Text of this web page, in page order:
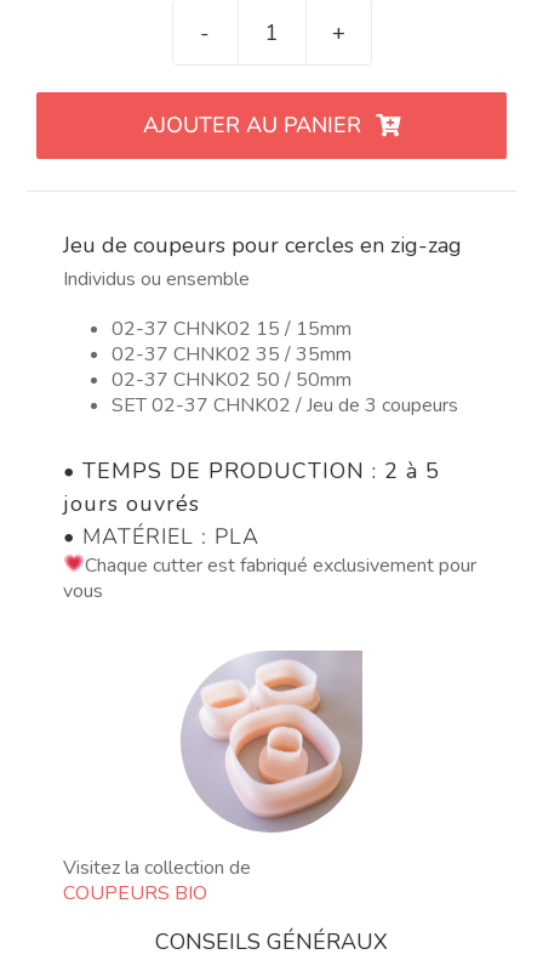
quantité
de
cortadores
de
zig
AJOUTER AU PANIER
Jeu de coupeurs pour cercles en zig-zag
Individus ou ensemble
02-37 CHNK02 15 / 15mm
02-37 CHNK02 35 / 35mm
02-37 CHNK02 50 / 50mm
SET 02-37 CHNK02 / Jeu de 3 coupeurs
•TEMPS DE PRODUCTION : 2 à 5
jours ouvrés
• MATÉRIEL : PLA
Chaque cutter est fabriqué exclusivement pour
vous
Visitez la collection de
COUPEURS BIO
CONSEILS GÉNÉRAUX